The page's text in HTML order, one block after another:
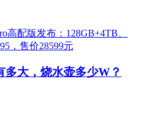
多大，烧水壶多少W？